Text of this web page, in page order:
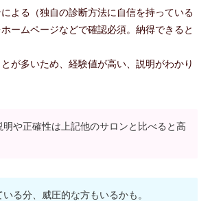
による（独自の診断方法に自信を持っている
ームページなどで確認必須。納得できると
が多いため、経験値が高い、説明がわかり
明や正確性は上記他のサロンと比べると高
る分、威圧的な方もいるかも。